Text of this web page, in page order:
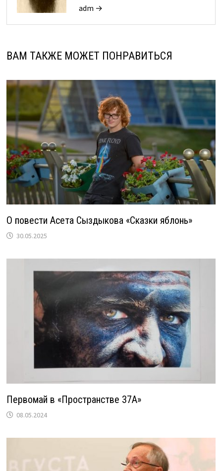
adm →
ВАМ ТАКЖЕ МОЖЕТ ПОНРАВИТЬСЯ
О повести Асета Сыздыкова «Сказки яблонь»
30.05.2025
Первомай в «Пространстве 37А»
08.05.2024